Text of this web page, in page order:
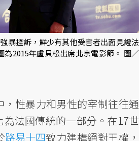
暴控訴，鮮少有其他受害者出面見證法
為2015年盧貝松出席北京電影節。 圖／
，性暴力和男性的宰制往往通
法國傳統的一部分。在17世
路易十四致力建構絕對王權，